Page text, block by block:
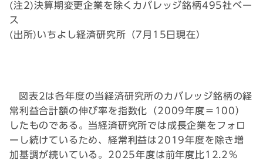
(注2)決算期変更企業を除くカバレッジ銘柄495社ベー
ス
(出所)いちよし経済研究所（7月15日現在）
図表2は各年度の当経済研究所のカバレッジ銘柄の経
常利益合計額の伸び率を指数化（2009年度＝100）
したものである。当経済研究所では成長企業をフォロ
ーし続けているため、経常利益は2019年度を除き増
加基調が続いている。2025年度は前年度比12.2％